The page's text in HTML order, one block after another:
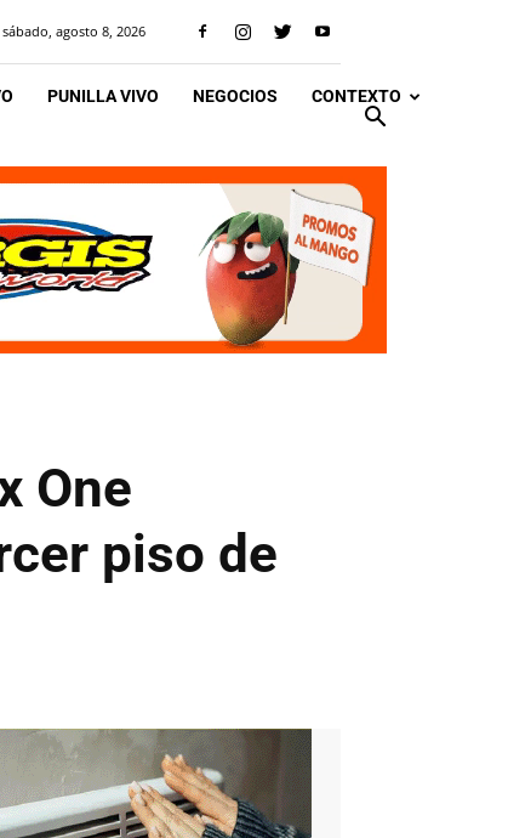
sábado, agosto 8, 2026
PUNILLA VIVO NEGOCIOS CONTEXTO
One
piso de